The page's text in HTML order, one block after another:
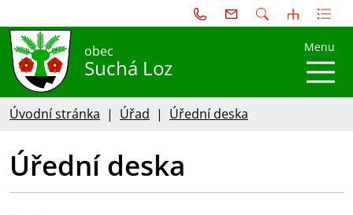
obec
Suchá Loz
Menu
Úvodní stránka Úřad Úřední deska
Úřední deska